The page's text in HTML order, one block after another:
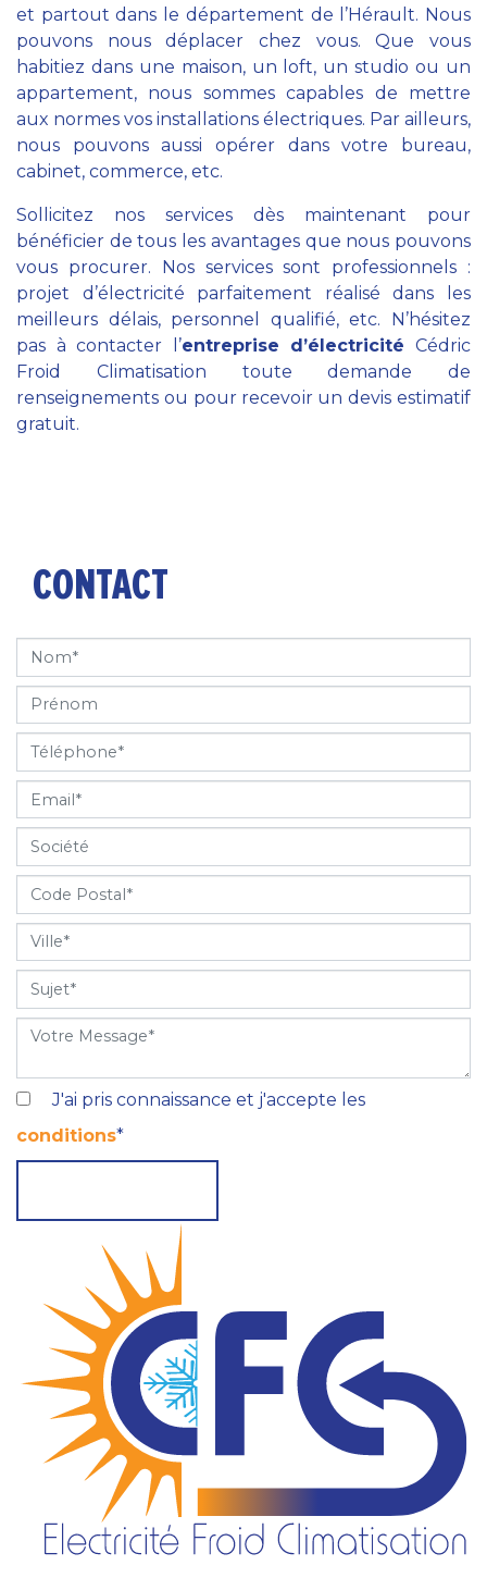
et partout dans le département de l’Hérault. Nous
pouvons nous déplacer chez vous. Que vous
habitiez dans une maison, un loft, un studio ou un
appartement, nous sommes capables de mettre
aux normes vos installations électriques. Par ailleurs,
nous pouvons aussi opérer dans votre bureau,
cabinet, commerce, etc.
Sollicitez nos services dès maintenant pour
bénéficier de tous les avantages que nous pouvons
vous procurer. Nos services sont professionnels :
projet d’électricité parfaitement réalisé dans les
meilleurs délais, personnel qualifié, etc. N’hésitez
pas à contacter l’entreprise d’électricité Cédric
Froid Climatisation toute demande de
renseignements ou pour recevoir un devis estimatif
gratuit.
CONTACT
J'ai pris connaissance et j'accepte les
conditions*